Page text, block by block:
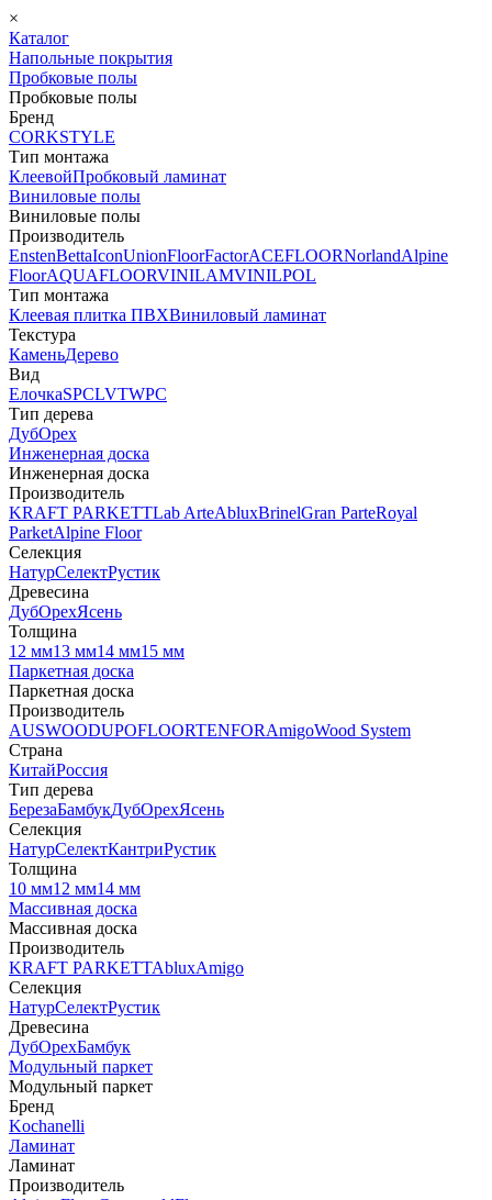
×
Каталог
Напольные покрытия
Пробковые полы
Пробковые полы
Бренд
CORKSTYLE
Тип монтажа
КлеевойПробковый ламинат
Виниловые полы
Виниловые полы
Производитель
EnstenBettaIconUnionFloorFactorACEFLOORNorlandAlpine
FloorAQUAFLOORVINILAMVINILPOL
Тип монтажа
Клеевая плитка ПВХВиниловый ламинат
Текстура
КаменьДерево
Вид
ЕлочкаSPCLVTWPC
Тип дерева
ДубОрех
Инженерная доска
Инженерная доска
Производитель
KRAFT PARKETTLab ArteAbluxBrinelGran ParteRoyal
ParketAlpine Floor
Селекция
НатурСелектРустик
Древесина
ДубОрехЯсень
Толщина
12 мм13 мм14 мм15 мм
Паркетная доска
Паркетная доска
Производитель
AUSWOODUPOFLOORTENFORAmigoWood System
Страна
КитайРоссия
Тип дерева
БерезаБамбукДубОрехЯсень
Селекция
НатурСелектКантриРустик
Толщина
10 мм12 мм14 мм
Массивная доска
Массивная доска
Производитель
KRAFT PARKETTAbluxAmigo
Селекция
НатурСелектРустик
Древесина
ДубОрехБамбук
Модульный паркет
Модульный паркет
Бренд
Kochanelli
Ламинат
Ламинат
Производитель